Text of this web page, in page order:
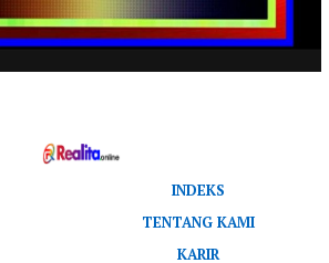
INDEKS
TENTANG KAMI
KARIR